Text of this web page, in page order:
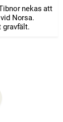
nekas att
Norsa.
gravfält.